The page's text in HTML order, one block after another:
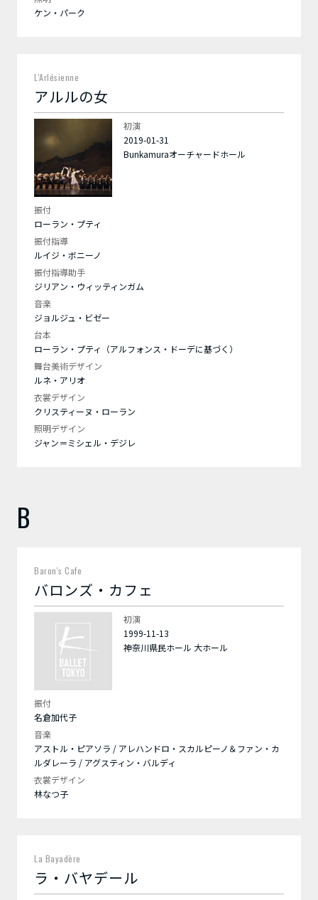
ケン・パーク
L'Arlésienne
アルルの女
初演
2019-01-31
Bunkamuraオーチャードホール
振付
ローラン・プティ
振付指導
ルイジ・ボニーノ
振付指導助手
ジリアン・ウィッティンガム
音楽
ジョルジュ・ビゼー
台本
ローラン・プティ（アルフォンス・ドーデに基づく）
舞台美術デザイン
ルネ・アリオ
衣裳デザイン
クリスティーヌ・ローラン
照明デザイン
ジャン＝ミシェル・デジレ
B
Baron's Cafe
バロンズ・カフェ
初演
1999-11-13
神奈川県民ホール 大ホール
振付
名倉加代子
音楽
アストル・ピアソラ / アレハンドロ・スカルピーノ＆ファン・カ
ルダレーラ / アグスティン・バルディ
衣裳デザイン
林なつ子
La Bayadère
ラ・バヤデール